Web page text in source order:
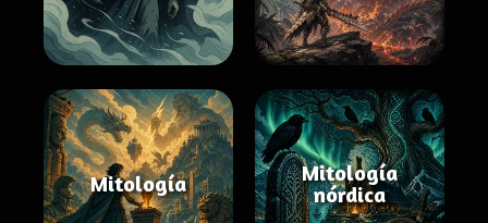
Mitología
Mitología
nórdica